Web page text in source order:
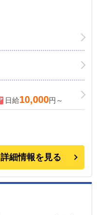
日給10,000円～
詳細情報を見る